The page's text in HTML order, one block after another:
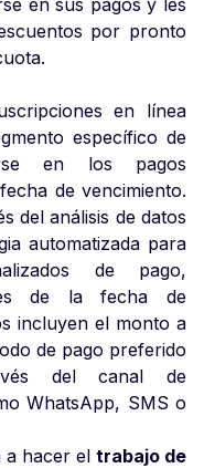
por pronto
en línea
específico de
en los pagos
de vencimiento.
del análisis de datos
automatizada para
de pago,
de la fecha de
incluyen el monto a
de pago preferido
del canal de
WhatsApp, SMS o
a hacer el trabajo de